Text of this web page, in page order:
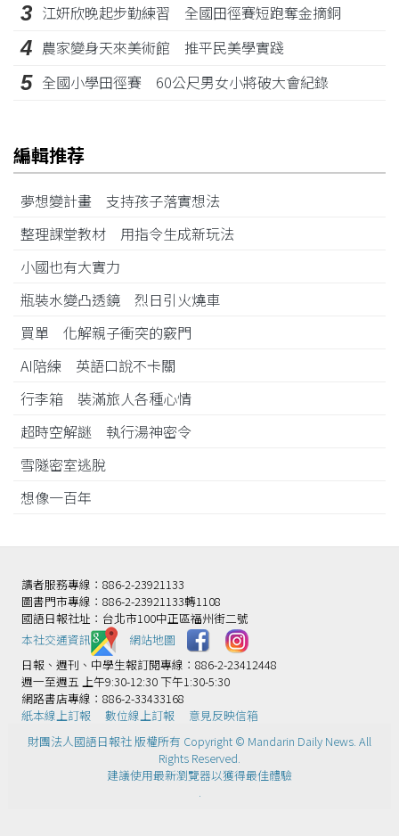
3 江姸欣晚起步勤練習 全國田徑賽短跑奪金摘銅
4 農家變身天來美術館 推平民美學實踐
5 全國小學田徑賽 60公尺男女小將破大會紀錄
編輯推荐
夢想變計畫 支持孩子落實想法
整理課堂教材 用指令生成新玩法
小國也有大實力
瓶裝水變凸透鏡 烈日引火燒車
買單 化解親子衝突的竅門
AI陪練 英語口說不卡關
行李箱 裝滿旅人各種心情
超時空解謎 執行湯神密令
雪隧密室逃脫
想像一百年
讀者服務專線：886-2-23921133
圖書門市專線：886-2-23921133轉1108
國語日報社址：台北市100中正區福州街二號
本社交通資訊️
網站地圖
日報、週刊、中學生報訂閱專線：886-2-23412448
週一至週五 上午9:30-12:30 下午1:30-5:30
網路書店專線：886-2-33433168
紙本線上訂報
數位線上訂報
意見反映信箱
財團法人國語日報社 版權所有 Copyright © Mandarin Daily News. All
Rights Reserved.
建議使用最新瀏覽器以獲得最佳體驗
.